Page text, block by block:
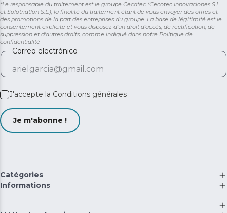
*Le responsable du traitement est le groupe Cecotec (Cecotec Innovaciones S.L.
et Solotriatlon S.L.), la finalité du traitement étant de vous envoyer des offres et
des promotions de la part des entreprises du groupe. La base de légitimité est le
consentement explicite et vous disposez d'un droit d'accès, de rectification, de
suppression et d'autres droits, comme indiqué dans notre Politique de
confidentialité
Correo electrónico
J'accepte la Conditions générales
Je m'abonne !
Catégories
Informations